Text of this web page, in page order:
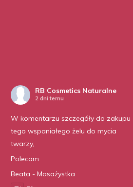
RB Cosmetics Naturalne
2 dni temu
W komentarzu szczegóły do zakupu
tego wspaniałego żelu do mycia
twarzy,
Polecam
Beata - Masażystka